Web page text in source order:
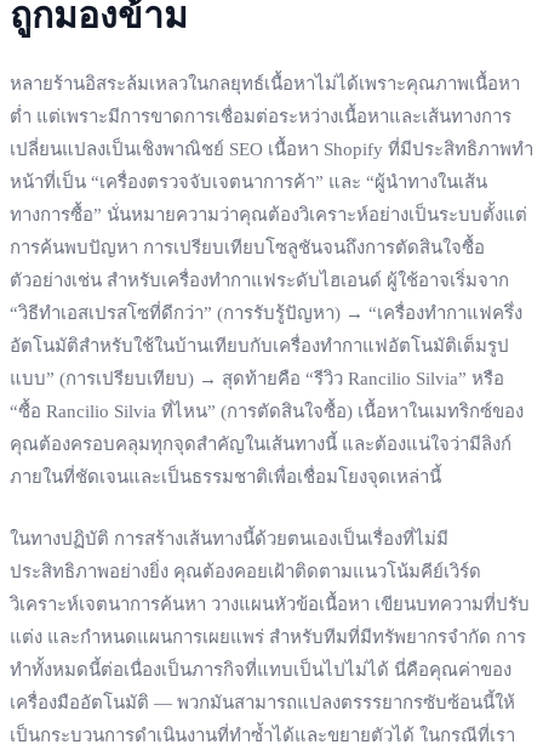
ถูกมองข้าม
หลายร้านอิสระล้มเหลวในกลยุทธ์เนื้อหาไม่ได้เพราะคุณภาพเนื้อหา
ต่ำ แต่เพราะมีการขาดการเชื่อมต่อระหว่างเนื้อหาและเส้นทางการ
เปลี่ยนแปลงเป็นเชิงพาณิชย์ SEO เนื้อหา Shopify ที่มีประสิทธิภาพทำ
หน้าที่เป็น “เครื่องตรวจจับเจตนาการค้า” และ “ผู้นำทางในเส้น
ทางการซื้อ” นั่นหมายความว่าคุณต้องวิเคราะห์อย่างเป็นระบบตั้งแต่
การค้นพบปัญหา การเปรียบเทียบโซลูชันจนถึงการตัดสินใจซื้อ
ตัวอย่างเช่น สำหรับเครื่องทำกาแฟระดับไฮเอนด์ ผู้ใช้อาจเริ่มจาก
“วิธีทำเอสเปรสโซที่ดีกว่า” (การรับรู้ปัญหา) → “เครื่องทำกาแฟครึ่ง
อัตโนมัติสำหรับใช้ในบ้านเทียบกับเครื่องทำกาแฟอัตโนมัติเต็มรูป
แบบ” (การเปรียบเทียบ) → สุดท้ายคือ “รีวิว Rancilio Silvia” หรือ
“ซื้อ Rancilio Silvia ที่ไหน” (การตัดสินใจซื้อ) เนื้อหาในเมทริกซ์ของ
คุณต้องครอบคลุมทุกจุดสำคัญในเส้นทางนี้ และต้องแน่ใจว่ามีลิงก์
ภายในที่ชัดเจนและเป็นธรรมชาติเพื่อเชื่อมโยงจุดเหล่านี้
ในทางปฏิบัติ การสร้างเส้นทางนี้ด้วยตนเองเป็นเรื่องที่ไม่มี
ประสิทธิภาพอย่างยิ่ง คุณต้องคอยเฝ้าติดตามแนวโน้มคีย์เวิร์ด
วิเคราะห์เจตนาการค้นหา วางแผนหัวข้อเนื้อหา เขียนบทความที่ปรับ
แต่ง และกำหนดแผนการเผยแพร่ สำหรับทีมที่มีทรัพยากรจำกัด การ
ทำทั้งหมดนี้ต่อเนื่องเป็นภารกิจที่แทบเป็นไปไม่ได้ นี่คือคุณค่าของ
เครื่องมืออัตโนมัติ — พวกมันสามารถแปลงตรรรยากรซับซ้อนนี้ให้
เป็นกระบวนการดำเนินงานที่ทำซ้ำได้และขยายตัวได้ ในกรณีที่เรา